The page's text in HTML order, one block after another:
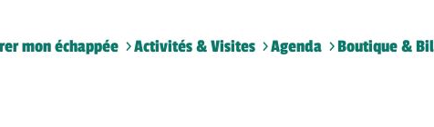
mon échappée Activités & Visites Agenda Boutique &